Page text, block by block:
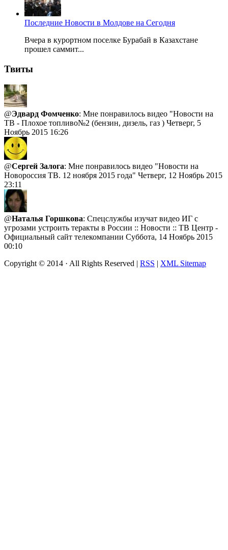
Последние Новости в Молдове на Сегодня
Вчера в курортном поселке Бурабай в Казахстане
прошел саммит...
Твиты
@Эдвард Фомченко: Мне понравилось видео "Новости на
ТВ - Плохое топливо№2 (бензин, дизель, газ ) Четверг, 5
Ноябрь 2015 16:26
@Сергей Залога: Мне понравилось видео "Новости на
Новороссия ТВ. 12 ноября 2015 года" Четверг, 12 Ноябрь 2015
23:11
@Наталья Горшкова: Спецслужбы изучат видео ИГ с
угрозами устроить теракты в России :: Новости :: ТВ Центр -
Официальный сайт телекомпании Суббота, 14 Ноябрь 2015
00:10
Copyright © 2014 · All Rights Reserved | RSS | XML Sitemap